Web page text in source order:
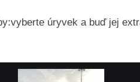
úryvek a buď jej